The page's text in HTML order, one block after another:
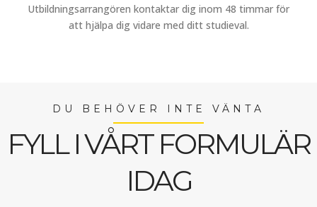
Utbildningsarrangören kontaktar dig inom 48 timmar för
att hjälpa dig vidare med ditt studieval.
DU BEHÖVER INTE VÄNTA
FYLL I VÅRT FORMULÄR
IDAG